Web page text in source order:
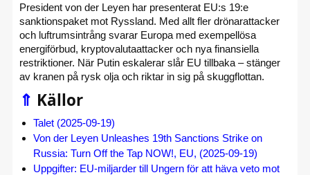
President von der Leyen har presenterat EU:s 19:e
sanktionspaket mot Ryssland. Med allt fler drönarattacker
och luftrumsintrång svarar Europa med exempellösa
energiförbud, kryptovalutaattacker och nya finansiella
restriktioner. När Putin eskalerar slår EU tillbaka – stänger
av kranen på rysk olja och riktar in sig på skuggflottan.
⇑ Källor
Talet (2025-09-19)
Von der Leyen Unleashes 19th Sanctions Strike on
Russia: Turn Off the Tap NOW!, EU, (2025-09-19)
Uppgifter: EU-miljarder till Ungern för att häva veto mot